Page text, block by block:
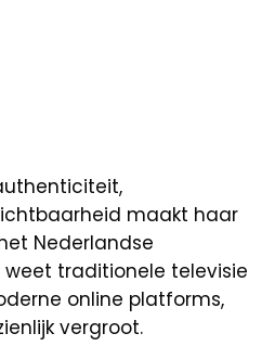
maakt haar
Nederlandse
traditionele televisie
online platforms,
vergroot.